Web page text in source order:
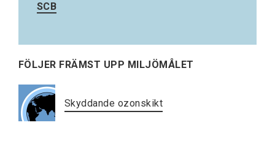
SCB
FÖLJER FRÄMST UPP MILJÖMÅLET
Skyddande ozonskikt